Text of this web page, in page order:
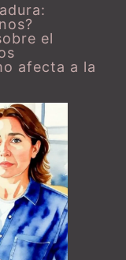
el
afecta a la